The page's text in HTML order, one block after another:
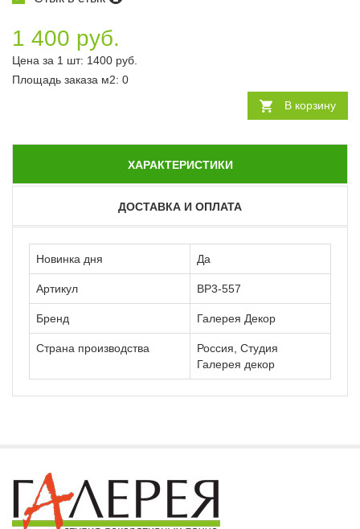
1 400 руб.
Цена за 1 шт: 1400 руб.
Площадь заказа м2: 0
В корзину
ХАРАКТЕРИСТИКИ
ДОСТАВКА И ОПЛАТА
Новинка дня Да
Артикул ВР3-557
Бренд Галерея Декор
Страна производства
Россия, Студия
Галерея декор